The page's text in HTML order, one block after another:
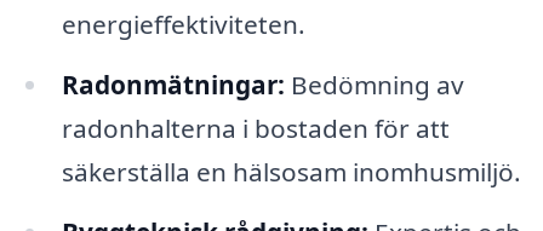
energieffektiviteten.
Radonmätningar: Bedömning av
radonhalterna i bostaden för att
säkerställa en hälsosam inomhusmiljö.